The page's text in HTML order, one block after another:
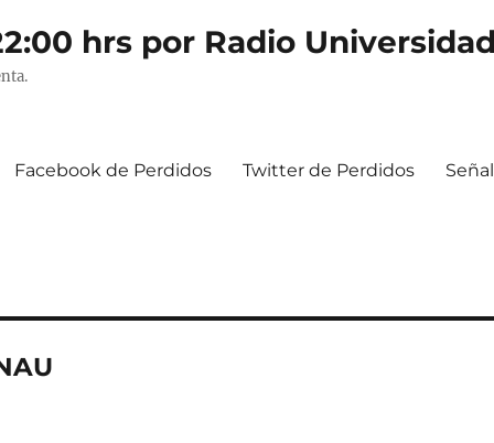
hrs por Radio
Facebook de Perdidos Twitter de Perdidos